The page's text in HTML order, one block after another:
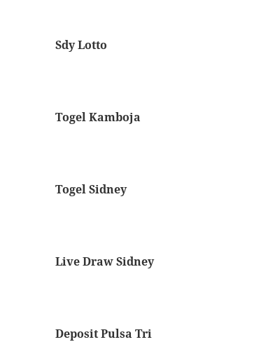
Sdy Lotto
Togel Kamboja
Togel Sidney
Live Draw Sidney
Deposit Pulsa Tri